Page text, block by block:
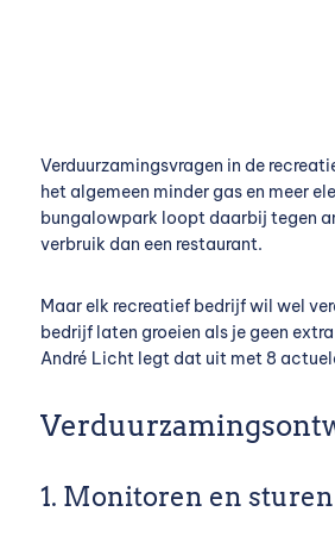
Verduurzamingsvragen in de
het algemeen minder gas en meer
bungalowpark loopt daarbij tegen
verbruik dan een restaurant.
Maar elk recreatief bedrijf wil wel
bedrijf laten groeien als je geen
André Licht legt dat uit met 8
1. Monitoren en